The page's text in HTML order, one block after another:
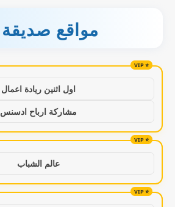
مواقع صديقة
اول اثنين ريادة اعمال
مشاركة ارباح ادسنس
عالم الشباب